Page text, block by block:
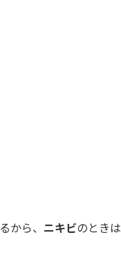
から、 ニキビのとき